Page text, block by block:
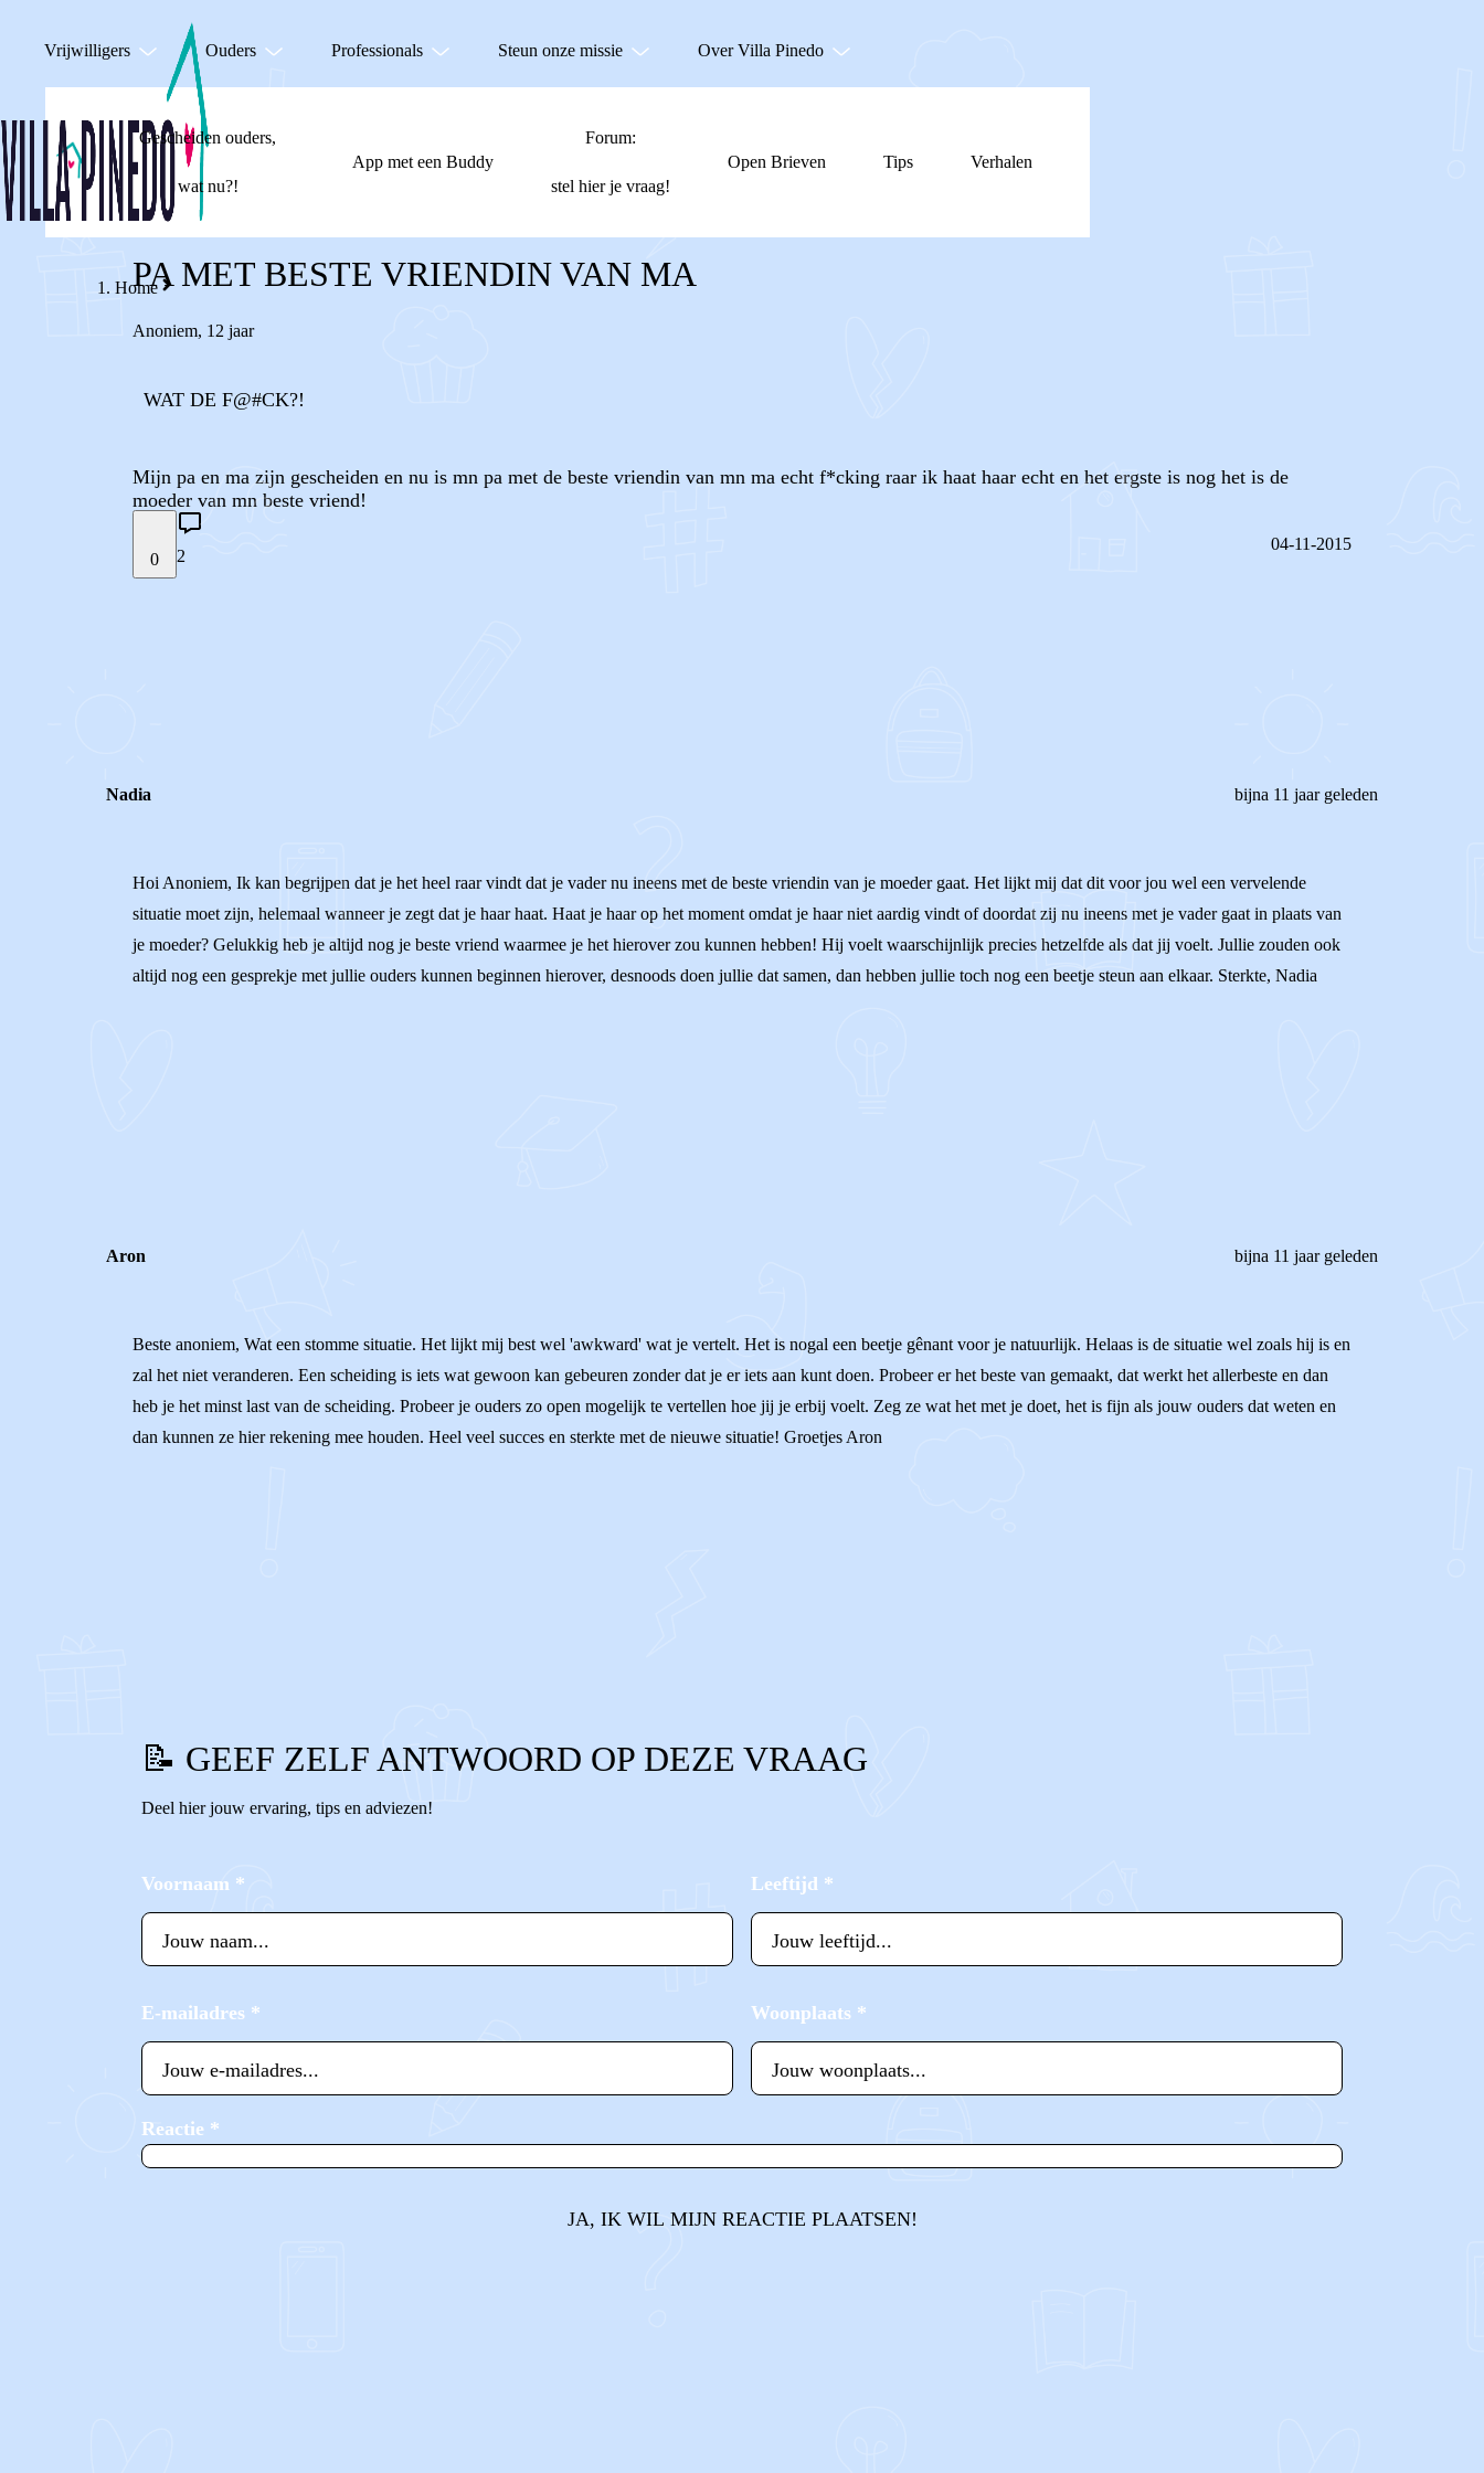
Vrijwilligers Ouders Professionals Steun onze missie Over Villa Pinedo
Gescheiden ouders,
wat nu?!
App met een Buddy
Forum:
stel hier je vraag!
Open Brieven Tips Verhalen
Home
PA MET BESTE VRIENDIN VAN MA
Anoniem, 12 jaar
WAT DE F@#CK?!
Mijn pa en ma zijn gescheiden en nu is mn pa met de beste vriendin van mn ma echt f*cking raar ik haat haar echt en het ergste is nog het is de
moeder van mn beste vriend!
0 2
04-11-2015
Nadia bijna 11 jaar geleden
Hoi Anoniem, Ik kan begrijpen dat je het heel raar vindt dat je vader nu ineens met de beste vriendin van je moeder gaat. Het lijkt mij dat dit voor jou wel een vervelende
situatie moet zijn, helemaal wanneer je zegt dat je haar haat. Haat je haar op het moment omdat je haar niet aardig vindt of doordat zij nu ineens met je vader gaat in plaats van
je moeder? Gelukkig heb je altijd nog je beste vriend waarmee je het hierover zou kunnen hebben! Hij voelt waarschijnlijk precies hetzelfde als dat jij voelt. Jullie zouden ook
altijd nog een gesprekje met jullie ouders kunnen beginnen hierover, desnoods doen jullie dat samen, dan hebben jullie toch nog een beetje steun aan elkaar. Sterkte, Nadia
Aron bijna 11 jaar geleden
Beste anoniem, Wat een stomme situatie. Het lijkt mij best wel 'awkward' wat je vertelt. Het is nogal een beetje gênant voor je natuurlijk. Helaas is de situatie wel zoals hij is en
zal het niet veranderen. Een scheiding is iets wat gewoon kan gebeuren zonder dat je er iets aan kunt doen. Probeer er het beste van gemaakt, dat werkt het allerbeste en dan
heb je het minst last van de scheiding. Probeer je ouders zo open mogelijk te vertellen hoe jij je erbij voelt. Zeg ze wat het met je doet, het is fijn als jouw ouders dat weten en
dan kunnen ze hier rekening mee houden. Heel veel succes en sterkte met de nieuwe situatie! Groetjes Aron
📝 GEEF ZELF ANTWOORD OP DEZE VRAAG
Deel hier jouw ervaring, tips en adviezen!
Voornaam * Leeftijd *
E-mailadres * Woonplaats *
Reactie *
JA, IK WIL MIJN REACTIE PLAATSEN!